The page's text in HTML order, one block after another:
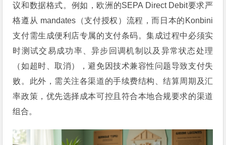
议和数据格式。例如，欧洲的SEPA Direct Debit要求严
格遵从 mandates（支付授权）流程，而日本的Konbini
支付需生成便利店专属的支付条码。集成过程中必须实
时测试交易成功率、异步回调机制以及异常状态处理
（如超时、取消），避免因技术兼容性问题导致支付失
败。此外，需关注各渠道的手续费结构、结算周期及汇
率政策，优先选择成本可控且符合本地合规要求的渠道
组合。